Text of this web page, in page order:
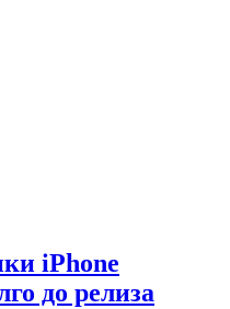
iPhone
до релиза